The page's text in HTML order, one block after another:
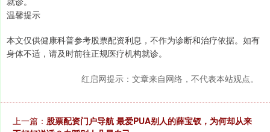
温馨提示
本文仅供健康科普参考股票配资利息，不作为诊断和治疗依据。如有
身体不适，请及时前往正规医疗机构就诊。
红启网提示：文章来自网络，不代表本站观点。
上一篇： 股票配资门户导航 最爱PUA别人的薛宝钗，为何却从来